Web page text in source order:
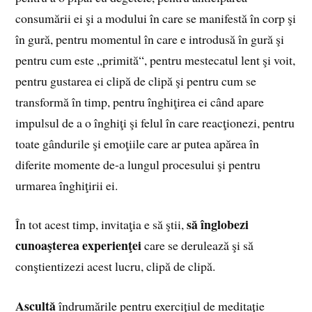
consumării ei şi a modului în care se mani­festă în corp şi
în gură, pentru momentul în care e introdusă în gură şi
pentru cum este „primită“, pentru mestecatul lent şi voit,
pentru gustarea ei clipă de clipă şi pentru cum se
transformă în timp, pentru înghiţirea ei când apare
impulsul de a o înghiţi şi felul în care reacţionezi, pentru
toate gândurile şi emoţiile care ar putea apărea în
diferite momente de-a lungul procesului şi pentru
urmarea înghiţirii ei.
În tot acest timp, invitaţia e să ştii,să înglobezi
cunoaşterea experienţeicare se derulează şi să
conştientizezi acest lucru, clipă de clipă.
Ascultăîndrumările pentru exercițiul de meditație